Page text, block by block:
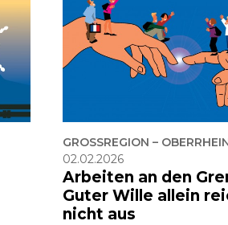
GROSSREGION – OBERRHEIN
02.02.2026
Arbeiten an den
Guter Wille allein
nicht aus